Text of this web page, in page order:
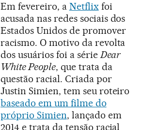
Em fevereiro, a Netflixfoi
acusada nas redes sociais dos
Estados Unidos de promover
racismo. O motivo da revolta
dos usuários foi a sérieDear
White People, que trata da
questão racial. Criada por
Justin Simien, tem seu roteiro
baseado em um filme do
próprio Simien, lançado em
2014 e trata da tensão racial